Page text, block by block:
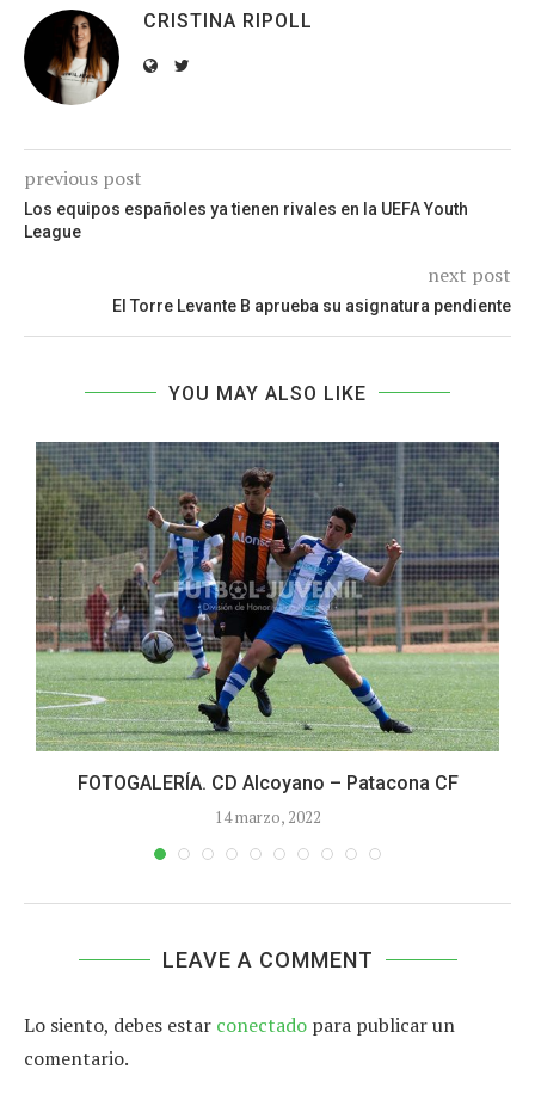
CRISTINA RIPOLL
previous post
Los equipos españoles ya tienen rivales en la UEFA Youth
League
next post
El Torre Levante B aprueba su asignatura pendiente
YOU MAY ALSO LIKE
FOTOGALERÍA. CD Alcoyano – Patacona CF
14 marzo, 2022
LEAVE A COMMENT
Lo siento, debes estar conectado para publicar un
comentario.